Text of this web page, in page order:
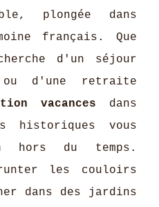
plongée dans
français. Que
d'un séjour
d'une retraite
vacances dans
historiques vous
hors du temps.
les couloirs
dans des jardins